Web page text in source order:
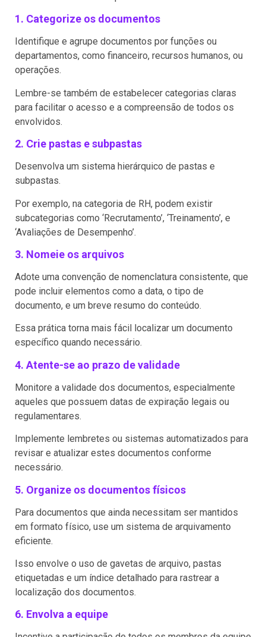
1. Categorize os documentos
Identifique e agrupe documentos por funções ou
departamentos, como financeiro, recursos humanos, ou
operações.
Lembre-se também de estabelecer categorias claras
para facilitar o acesso e a compreensão de todos os
envolvidos.
2. Crie pastas e subpastas
Desenvolva um sistema hierárquico de pastas e
subpastas.
Por exemplo, na categoria de RH, podem existir
subcategorias como ‘Recrutamento’, ‘Treinamento’, e
‘Avaliações de Desempenho’.
3. Nomeie os arquivos
Adote uma convenção de nomenclatura consistente, que
pode incluir elementos como a data, o tipo de
documento, e um breve resumo do conteúdo.
Essa prática torna mais fácil localizar um documento
específico quando necessário.
4. Atente-se ao prazo de validade
Monitore a validade dos documentos, especialmente
aqueles que possuem datas de expiração legais ou
regulamentares.
Implemente lembretes ou sistemas automatizados para
revisar e atualizar estes documentos conforme
necessário.
5. Organize os documentos físicos
Para documentos que ainda necessitam ser mantidos
em formato físico, use um sistema de arquivamento
eficiente.
Isso envolve o uso de gavetas de arquivo, pastas
etiquetadas e um índice detalhado para rastrear a
localização dos documentos.
6. Envolva a equipe